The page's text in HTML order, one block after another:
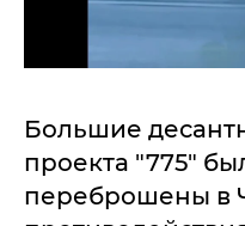
Большие
проекта "775"
переброшены в